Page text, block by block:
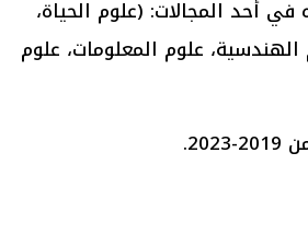
أحد المجالات: (علوم الحياة،
الهندسية، علوم المعلومات، علوم